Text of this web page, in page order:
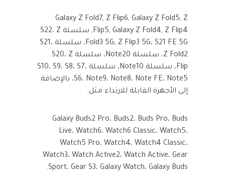
Galaxy Z Fold7, Z Flip6, Galaxy Z Fold5, Z
Flip5, Galaxy Z Fold4, Z Flip4, سلسلة S22، Z
Fold3 5G، Z Flip3 5G، S21 FE 5G، سلسلة S21،
Z Fold2، سلسلة Note20، سلسلة S20، Z
Flip، سلسلة Note10، سلسلة S10، S9، S8، S7،
S6، Note9، Note8، Note FE، Note5، بالإضافة
إلى الأجهزة القابلة للارتداء مثل:
Galaxy Buds2 Pro، Buds2، Buds Pro، Buds
Live، Watch6، Watch6 Classic، Watch5،
Watch5 Pro، Watch4، Watch4 Classic،
Watch3، Watch Active2، Watch Active، Gear
Sport، Gear S3، Galaxy Watch، Galaxy Buds.